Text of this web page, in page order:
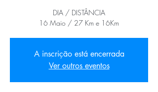
DIA / DISTÂNCIA
16 Maio / 27 Km e 16Km
A inscrição está encerrada
Ver outros eventos